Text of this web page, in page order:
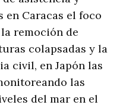
Caracas el foco
remoción de
colapsadas y la
civil, en Japón las
las
del mar en el